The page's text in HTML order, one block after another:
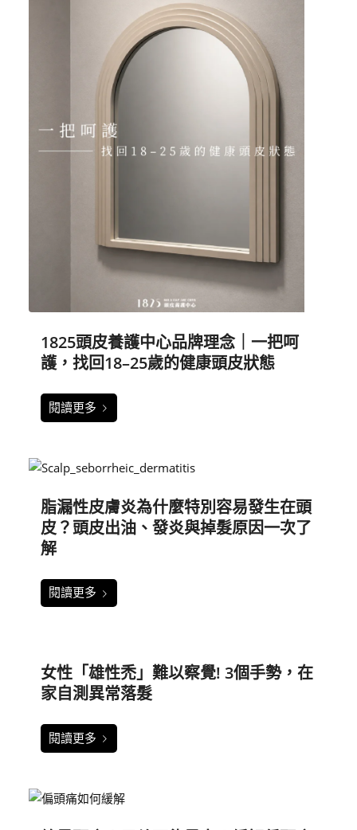
1825頭皮養護中心品牌理念｜一把呵
護，找回18–25歲的健康頭皮狀態
閱讀更多
脂漏性皮膚炎為什麼特別容易發生在頭
皮？頭皮出油、發炎與掉髮原因一次了
解
閱讀更多
女性「雄性禿」難以察覺! 3個手勢，在
家自測異常落髮
閱讀更多